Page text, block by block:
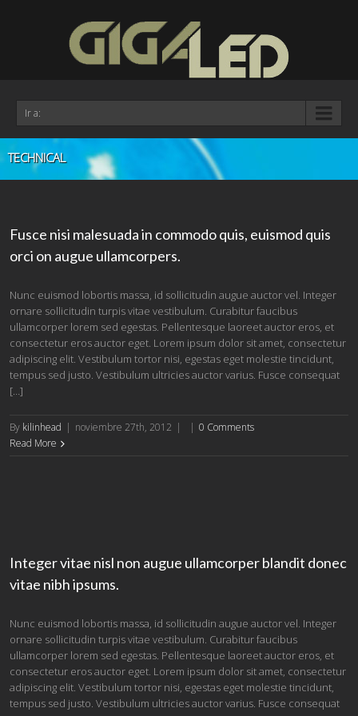
Ir a:
TECHNICAL
Fusce nisi malesuada in commodo quis, euismod quis
orci on augue ullamcorpers.
Nunc euismod lobortis massa, id sollicitudin augue auctor vel. Integer
ornare sollicitudin turpis vitae vestibulum. Curabitur faucibus
ullamcorper lorem sed egestas. Pellentesque laoreet auctor eros, et
consectetur eros auctor eget. Lorem ipsum dolor sit amet, consectetur
adipiscing elit. Vestibulum tortor nisi, egestas eget molestie tincidunt,
tempus sed justo. Vestibulum ultricies auctor varius. Fusce consequat
[…]
By kilinhead | noviembre 27th, 2012 | | 0 Comments
Read More
Integer vitae nisl non augue ullamcorper blandit donec
vitae nibh ipsums.
Nunc euismod lobortis massa, id sollicitudin augue auctor vel. Integer
ornare sollicitudin turpis vitae vestibulum. Curabitur faucibus
ullamcorper lorem sed egestas. Pellentesque laoreet auctor eros, et
consectetur eros auctor eget. Lorem ipsum dolor sit amet, consectetur
adipiscing elit. Vestibulum tortor nisi, egestas eget molestie tincidunt,
tempus sed justo. Vestibulum ultricies auctor varius. Fusce consequat